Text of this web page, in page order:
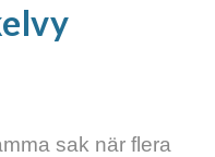
sak när flera